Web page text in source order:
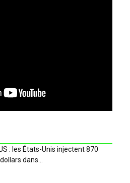
: les États-Unis injectent 870
dans...